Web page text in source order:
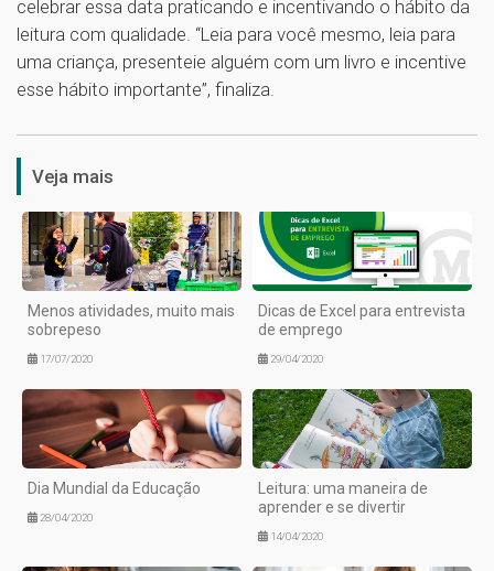
celebrar essa data praticando e incentivando o hábito da
leitura com qualidade. “Leia para você mesmo, leia para
uma criança, presenteie alguém com um livro e incentive
esse hábito importante”, finaliza.
1
Veja mais
Menos atividades, muito mais
sobrepeso
17/07/2020
Dicas de Excel para entrevista
de emprego
29/04/2020
Dia Mundial da Educação
28/04/2020
Leitura: uma maneira de
aprender e se divertir
14/04/2020